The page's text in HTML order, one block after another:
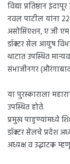
विद्या प्रतिष्ठान
नवल पाटील यांना
असोसिएशन, ए जी एम
डॉक्टर सेल आयुष
थाटात उपस्थित
संभाजीनगर
या पुरस्काराला
उपस्थित होते.
प्रमुख पाहुण्यांमध्ये
डॉक्टर सेलचे प्रदेश
अध्यक्ष व उद्घाटक